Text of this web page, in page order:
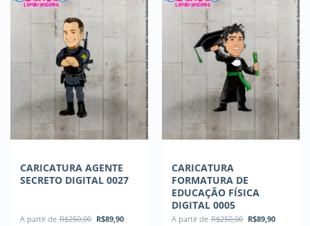
CARICATURA AGENTE
SECRETO DIGITAL 0027
A partir de R$250,00 O
R$89,90
CARICATURA
FORMATURA DE
EDUCAÇÃO FÍSICA
DIGITAL 0005
A partir de R$250,00 O
R$89,90